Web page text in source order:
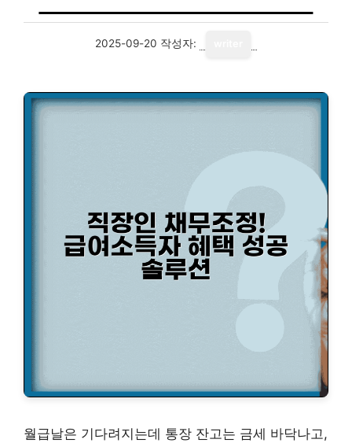
2025-09-20 작성자:
월급날은 기다려지는데 통장 잔고는 금세 바닥나고,